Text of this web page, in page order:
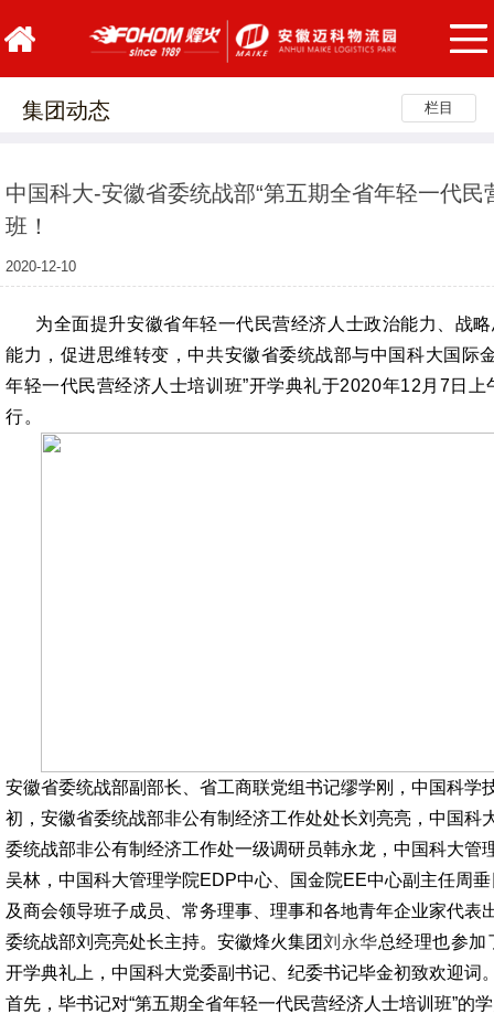
栏目
集团动态
中国科大-安徽省委统战部“第五期全省年轻一代民
班！
2020-12-10
为全面提升安徽省年轻一代民营经济人士政治能力、战略
能力，促进思维转变，中共安徽省委统战部与中国科大国际
年轻一代民营经济人士培训班”开学典礼于2020年12月7日
行。
安徽省委统战部副部长、省工商联党组书记缪学刚，中国科学
初，安徽省委统战部非公有制经济工作处处长刘亮亮，中国科
委统战部非公有制经济工作处一级调研员韩永龙，中国科大管
吴林，中国科大管理学院EDP中心、国金院EE中心副主任周
及商会领导班子成员、常务理事、理事和各地青年企业家代表
委统战部刘亮亮处长主持。安徽烽火集团刘永华总经理也参加
开学典礼上，中国科大党委副书记、纪委书记毕金初致欢迎词
首先，毕书记对“第五期全省年轻一代民营经济人士培训班”的